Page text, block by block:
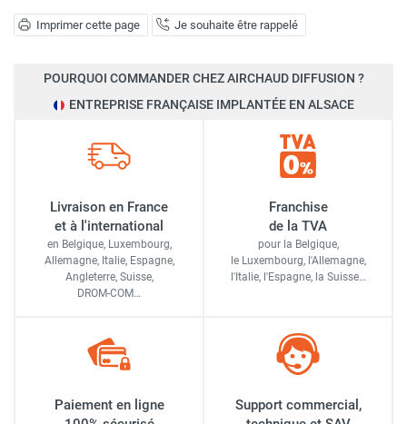
Imprimer cette page Je souhaite être rappelé
POURQUOI COMMANDER CHEZ AIRCHAUD DIFFUSION ?
ENTREPRISE FRANÇAISE IMPLANTÉE EN ALSACE
Livraison en France
et à l'international
en Belgique, Luxembourg,
Allemagne, Italie, Espagne,
Angleterre, Suisse,
DROM-COM…
Franchise
de la TVA
pour la Belgique,
le Luxembourg, l'Allemagne,
l'Italie, l'Espagne, la Suisse…
Paiement en ligne
Support commercial,